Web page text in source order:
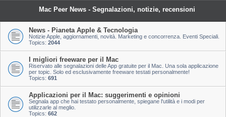
Mac Peer News - Segnalazioni, notizie, recensioni
News - Pianeta Apple & Tecnologia
Notizie Apple, aggiornamenti, novità. Marketing e concorrenza. Eventi Speciali.
Topics: 2044
I migliori freeware per il Mac
Riservato alle segnalazioni delle App gratuite per il Mac. Una sola applicazione
per topic. Solo ed esclusivamente freeware testati personalmente!
Topics: 691
Applicazioni per il Mac: suggerimenti e opinioni
Segnala app che hai testato personalmente, spiegane l'utilità e i modi per
utilizzarle al meglio.
Topics: 662